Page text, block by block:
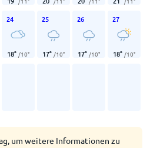
24
18° /10°
25
17° /10°
26
17° /10°
27
18° /10°
um weitere Informationen zu